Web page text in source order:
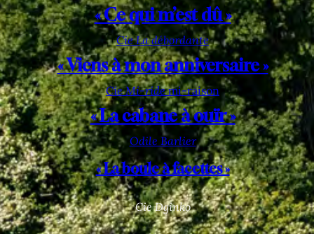
« Ce qui m’est dû »
Cie La débordante
« Viens à mon anniversaire »
Cie Mi-ridemi-raison
« La cabane à ouïr »
Odile Barlier
« La boule à facettes »
Cie Dginko